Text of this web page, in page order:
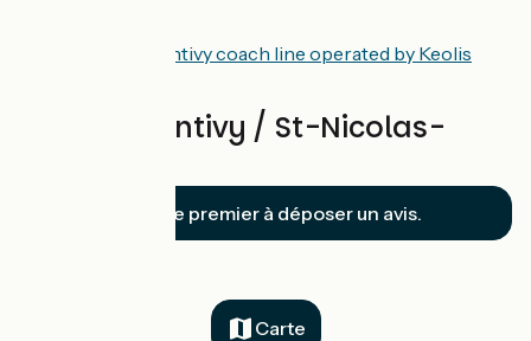
TER Rennes – Pontivy coach line operated by Keolis
Avis sur Pontivy / St-Nicolas-
Soyez le premier à déposer un avis.
Carte